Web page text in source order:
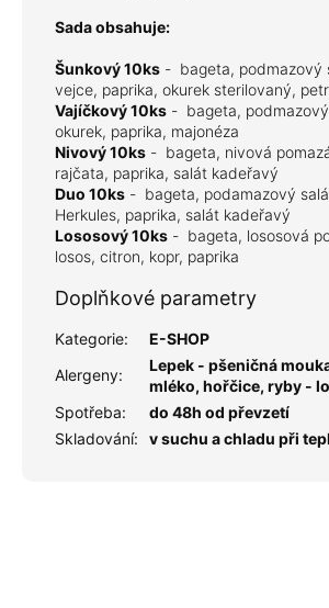
Sada obsahuje:
Šunkový 10ks - bageta, podmazový
vejce, paprika, okurek sterilovaný,
Vajíčkový 10ks - bageta,
okurek, paprika, majonéza
Nivový 10ks - bageta, nivová
rajčata, paprika, salát kadeřavý
Duo 10ks - bageta, podamazový
Herkules, paprika, salát kadeřavý
Lososový 10ks - bageta, lososová
losos, citron, kopr, paprika
Doplňkové parametry
Kategorie:
E-SHOP
Alergeny:
Lepek - pšeničná
mléko, hořčice, ryby -
Spotřeba:
do 48h od převzetí
Skladování: v suchu a chladu při